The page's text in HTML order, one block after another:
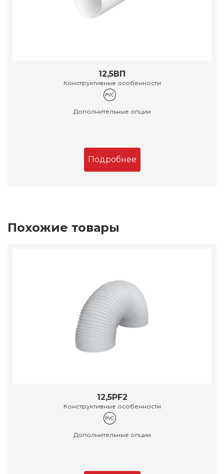
12,5ВП
Конструктивные особенности
Дополнительные опции
Подробнее
Похожие товары
12,5PF2
Конструктивные особенности
Дополнительные опции